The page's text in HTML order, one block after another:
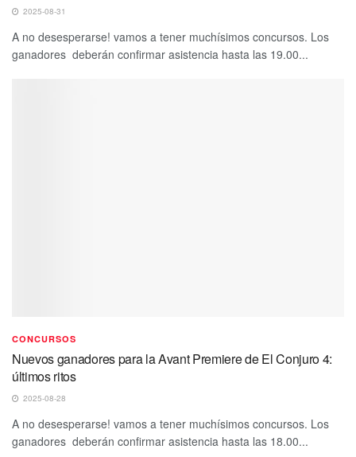
2025-08-31
A no desesperarse! vamos a tener muchísimos concursos. Los
ganadores deberán confirmar asistencia hasta las 19.00...
CONCURSOS
Nuevos ganadores para la Avant Premiere de El Conjuro 4:
últimos ritos
2025-08-28
A no desesperarse! vamos a tener muchísimos concursos. Los
ganadores deberán confirmar asistencia hasta las 18.00...